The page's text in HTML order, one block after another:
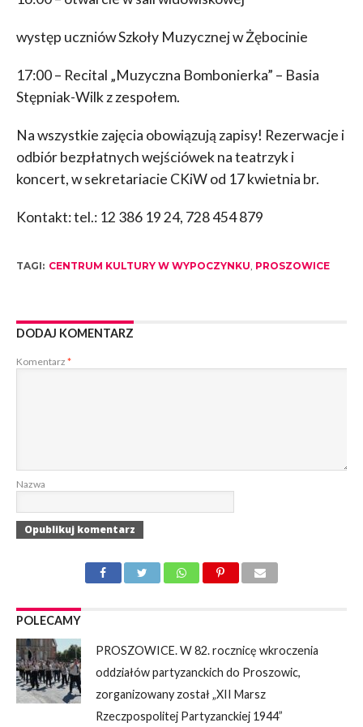
występ uczniów Szkoły Muzycznej w Żębocinie
17:00 – Recital „Muzyczna Bombonierka” – Basia
Stępniak-Wilk z zespołem.
Na wszystkie zajęcia obowiązują zapisy! Rezerwacje i
odbiór bezpłatnych wejściówek na teatrzyk i
koncert, w sekretariacie CKiW od 17 kwietnia br.
Kontakt: tel.: 12 386 19 24, 728 454 879
TAGI: CENTRUM KULTURY W WYPOCZYNKU PROSZOWICE
DODAJ KOMENTARZ
Komentarz *
Nazwa
POLECAMY
PROSZOWICE. W 82. rocznicę wkroczenia
oddziałów partyzanckich do Proszowic,
zorganizowany został „XII Marsz
Rzeczpospolitej Partyzanckiej 1944”